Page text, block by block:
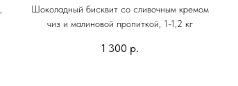
Шоколадный бисквит со сливочным кремом
чиз и малиновой пропиткой, 1-1,2 кг
1 300 р.